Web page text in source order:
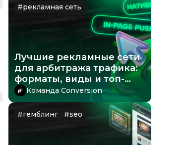
#рекламная сеть
Лучшие рекламные сети
для арбитража трафика:
форматы, виды и топ-
платформы
Команда Conversion
#гемблинг #seo